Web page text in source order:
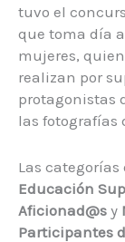
tuvo el
que toma día
mujeres,
realizan por
protagonistas
las fotografías
Las
Educación
Aficionad@s y
Participantes